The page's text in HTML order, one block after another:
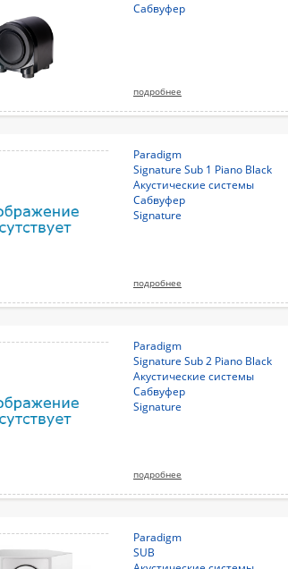
Сабвуфер
подробнее
Paradigm
Signature Sub 1 Piano Black
Акустические системы
Сабвуфер
Signature
подробнее
Paradigm
Signature Sub 2 Piano Black
Акустические системы
Сабвуфер
Signature
подробнее
Paradigm
SUB